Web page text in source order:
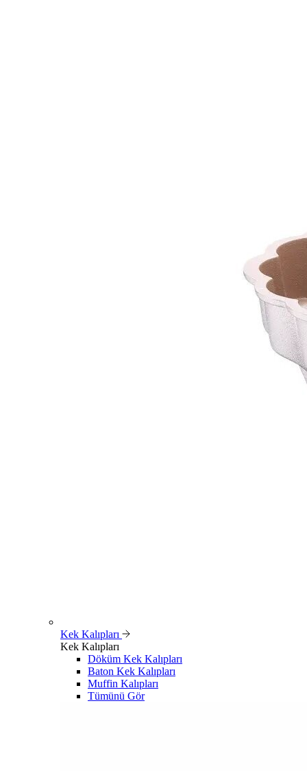
Kek Kalıpları
Kek Kalıpları
Döküm Kek Kalıpları
Baton Kek Kalıpları
Muffin Kalıpları
Tümünü Gör